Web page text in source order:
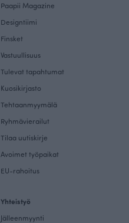
Paapii Magazine
Designtiimi
Finsket
Vastuullisuus
Tulevat tapahtumat
Kuosikirjasto
Tehtaanmyymälä
Ryhmävierailut
Tilaa uutiskirje
Avoimet työpaikat
EU-rahoitus
Yhteistyö
Jälleenmyynti